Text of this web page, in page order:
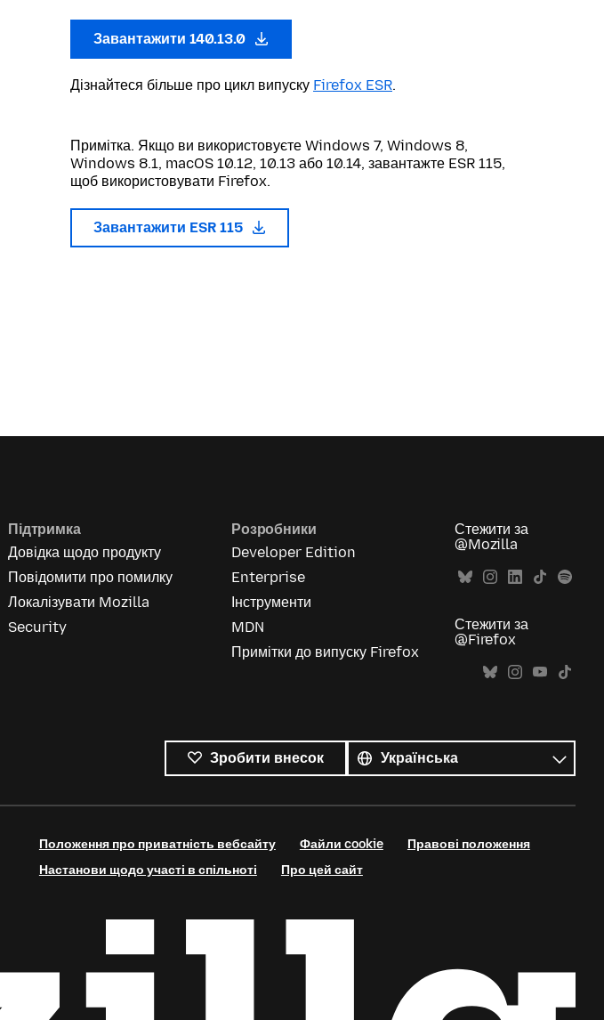
Завантажити 140.13.0
Дізнайтеся більше про цикл випуску Firefox ESR.
Примітка. Якщо ви використовуєте Windows 7, Windows 8,
Windows 8.1, macOS 10.12, 10.13 або 10.14, завантажте ESR 115,
щоб використовувати Firefox.
Завантажити ESR 115
Підтримка
Довідка щодо продукту
Повідомити про помилку
Локалізувати Mozilla
Security
Розробники
Developer Edition
Enterprise
Інструменти
MDN
Примітки до випуску Firefox
Стежити за
@Mozilla
Стежити за
@Firefox
Зробити внесок
мови
Мова
Положення про приватність вебсайту Файли cookie
Правові положення
Настанови щодо участі в спільноті
Про цей сайт